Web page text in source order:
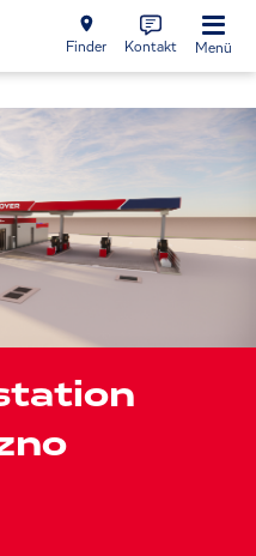
Finder Kontakt Menü